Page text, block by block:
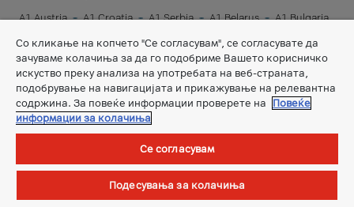
A1 Austria A1 Croatia A1 Serbia A1 Belarus
A1 Bulgaria
©Сите права задржани.А1 Македонија ДООЕЛ
Општи услови
Со кликање на копчето "Се согласувам", се согласувате да
зачуваме колачиња за да го подобриме Вашето корисничко
искуство преку анализа на употребата на веб-страната,
подобрување на навигацијата и прикажување на релевантна
содржина. За повеќе информации проверете на
Повеќе
информации за колачиња
Се согласувам
Подесувања за колачиња